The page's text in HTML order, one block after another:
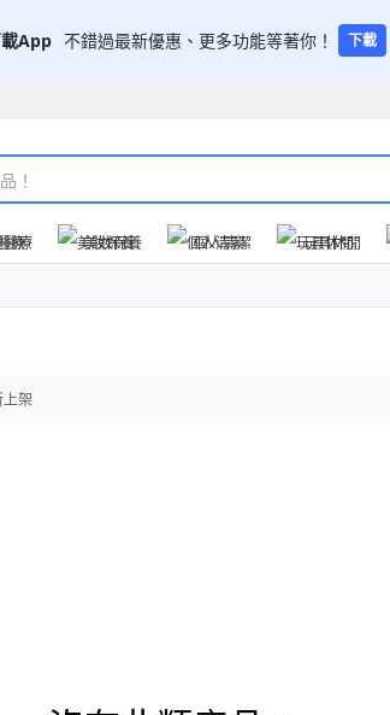
App 不錯過最新優惠、更多功能等著你！ 下載
醫療 美妝保養 個人清潔 玩具休閒
架